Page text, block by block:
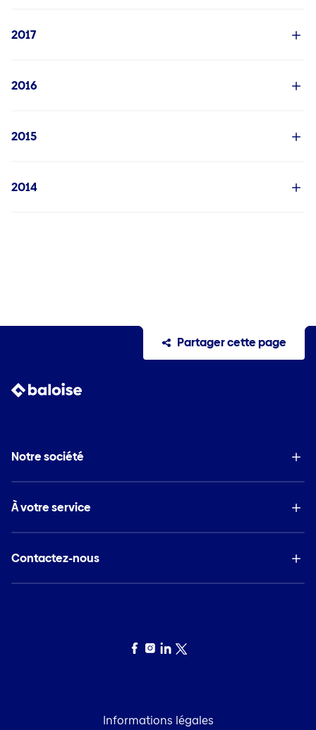
2017
2016
2015
2014
Partager cette page
Notre société
À votre service
Contactez-nous
Facebook
Instagram
LinkedIn
Twitter
Informations légales